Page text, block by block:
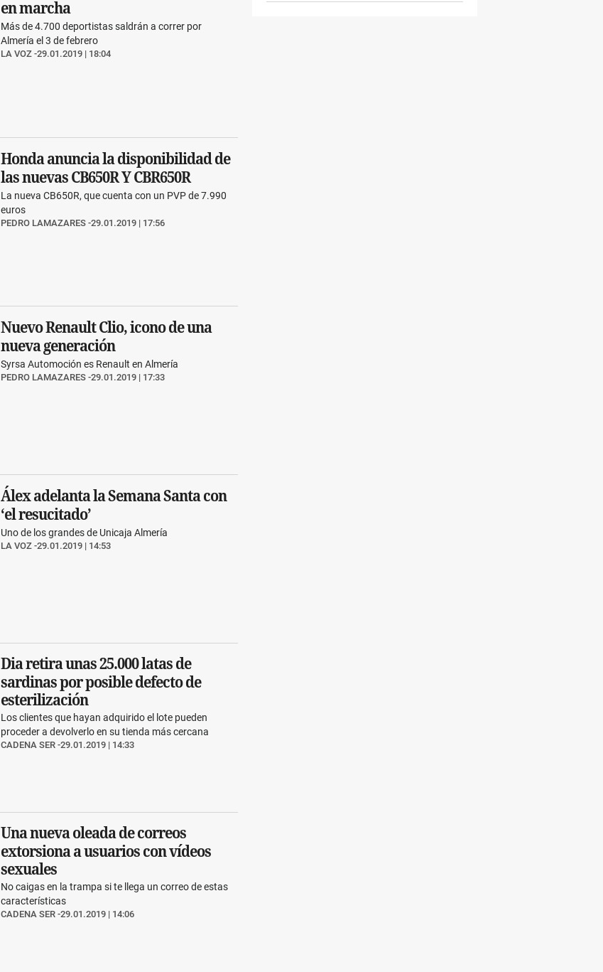
en marcha
LA VOZ 29.01.2019 | 18:04
Más de 4.700 deportistas saldrán a correr por
Almería el 3 de febrero
Honda anuncia la disponibilidad de
las nuevas CB650R Y CBR650R
PEDRO LAMAZARES 29.01.2019 | 17:56
La nueva CB650R, que cuenta con un PVP de 7.990
euros
Nuevo Renault Clio, icono de una
nueva generación
PEDRO LAMAZARES 29.01.2019 | 17:33
Syrsa Automoción es Renault en Almería
Álex adelanta la Semana Santa con
‘el resucitado’
LA VOZ 29.01.2019 | 14:53
Uno de los grandes de Unicaja Almería
Dia retira unas 25.000 latas de
sardinas por posible defecto de
esterilización
CADENA SER 29.01.2019 | 14:33
Los clientes que hayan adquirido el lote pueden
proceder a devolverlo en su tienda más cercana
Una nueva oleada de correos
extorsiona a usuarios con vídeos
sexuales
CADENA SER 29.01.2019 | 14:06
No caigas en la trampa si te llega un correo de estas
características